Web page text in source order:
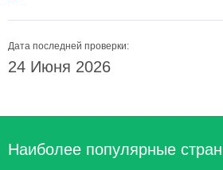
Дата последней проверки:
24 Июня 2026
Наиболее популярные